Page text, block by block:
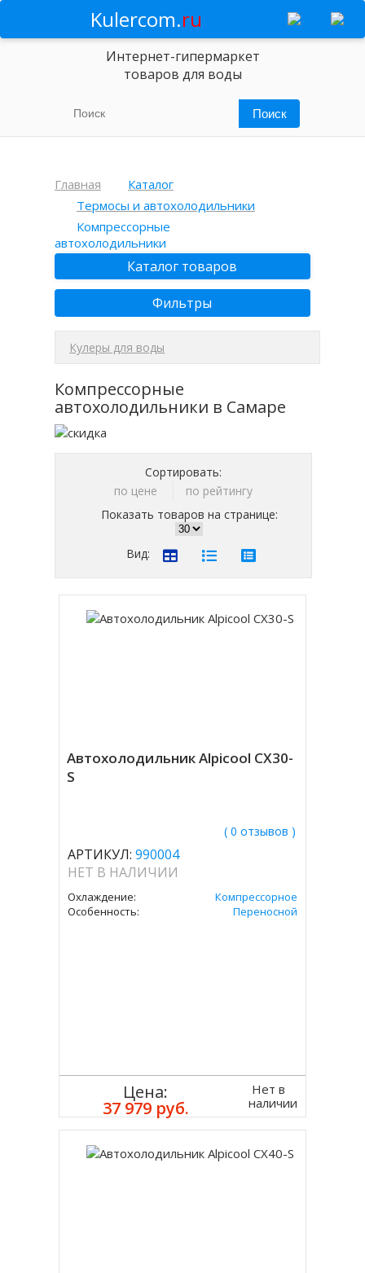
Kulercom.ru
Интернет-гипермаркет
товаров для воды
Главная
Каталог
Термосы и автохолодильники
Компрессорные
автохолодильники
Каталог товаров
Фильтры
Кулеры для воды
Компрессорные
автохолодильники в Самаре
Сортировать:
по цене
по рейтингу
Показать товаров на странице:
Вид:
Автохолодильник Alpicool CX30-
S
( 0 отзывов )
АРТИКУЛ: 990004
НЕТ В НАЛИЧИИ
Охлаждение:
Компрессорное
Особенность:
Переносной
Цена:
37 979 руб.
Нет в
наличии